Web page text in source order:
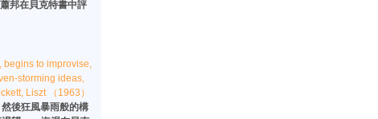
邦在貝克特書中評
begins to improvise,
storming ideas,
Liszt （1963）
後狂風暴雨般的構